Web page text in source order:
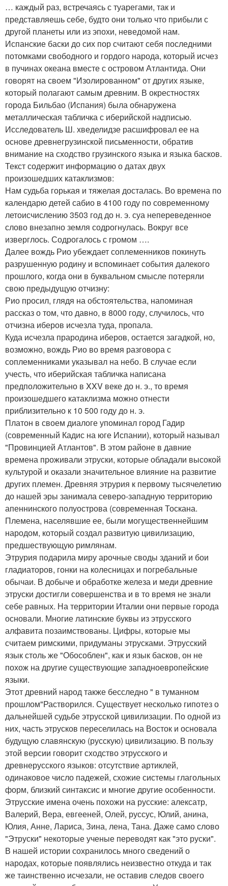
… каждый раз, встречаясь с туарегами, так и
представляешь себе, будто они только что прибыли с
другой планеты или из эпохи, неведомой нам.
Испанские баски до сих пор считают себя последними
потомками свободного и гордого народа, который исчез
в пучинах океана вместе с островом Атлантида. Они
говорят на своем "Изолированном" от других языке,
который полагают самым древним. В окрестностях
города Бильбао (Испания) была обнаружена
металлическая табличка с иберийской надписью.
Исследователь Ш. хведелидзе расшифровал ее на
основе древнегрузинской письменности, обратив
внимание на сходство грузинского языка и языка басков.
Текст содержит информацию о датах двух
произошедших катаклизмов:
Нам судьба горькая и тяжелая досталась. Во времена по
календарю детей сабио в 4100 году по современному
летоисчислению 3503 год до н. э. суа непереведенное
слово внезапно земля содрогнулась. Вокруг все
изверглось. Содрогалось с громом ….
Далее вождь Рио убеждает соплеменников покинуть
разрушенную родину и вспоминает события далекого
прошлого, когда они в буквальном смысле потеряли
свою предыдущую отчизну:
Рио просил, глядя на обстоятельства, напоминая
рассказ о том, что давно, в 8000 году, случилось, что
отчизна иберов исчезла туда, пропала.
Куда исчезла прародина иберов, остается загадкой, но,
возможно, вождь Рио во время разговора с
соплеменниками указывал на небо. В случае если
учесть, что иберийская табличка написана
предположительно в XXV веке до н. э., то время
произошедшего катаклизма можно отнести
приблизительно к 10 500 году до н. э.
Платон в своем диалоге упоминал город Гадир
(современный Кадис на юге Испании), который называл
"Провинцией Атлантов". В этом районе в давние
времена проживали этруски, которые обладали высокой
культурой и оказали значительное влияние на развитие
других племен. Древняя этрурия к первому тысячелетию
до нашей эры занимала северо-западную территорию
апеннинского полуострова (современная Тоскана.
Племена, населявшие ее, были могущественнейшим
народом, который создал развитую цивилизацию,
предшествующую римлянам.
Этрурия подарила миру арочные своды зданий и бои
гладиаторов, гонки на колесницах и погребальные
обычаи. В добыче и обработке железа и меди древние
этруски достигли совершенства и в то время не знали
себе равных. На территории Италии они первые города
основали. Многие латинские буквы из этрусского
алфавита позаимствованы. Цифры, которые мы
считаем римскими, придуманы этрусками. Этрусский
язык столь же "Обособлен", как и язык басков, он не
похож на другие существующие западноевропейские
языки.
Этот древний народ также бесследно " в туманном
прошлом"Растворился. Существует несколько гипотез о
дальнейшей судьбе этрусской цивилизации. По одной из
них, часть этрусков переселилась на Восток и основала
будущую славянскую (русскую) цивилизацию. В пользу
этой версии говорит сходство этрусского и
древнерусского языков: отсутствие артиклей,
одинаковое число падежей, схожие системы глагольных
форм, близкий синтаксис и многие другие особенности.
Этрусские имена очень похожи на русские: алексатр,
Валерий, Вера, евгееней, Олей, руссус, Юлий, анина,
Юлия, Анне, Лариса, Зина, лена, Тана. Даже само слово
"Этруски" некоторые ученые переводят как "это руски".
В нашей истории сохранилось много сведений о
народах, которые появлялись неизвестно откуда и так
же таинственно исчезали, не оставив следов своего